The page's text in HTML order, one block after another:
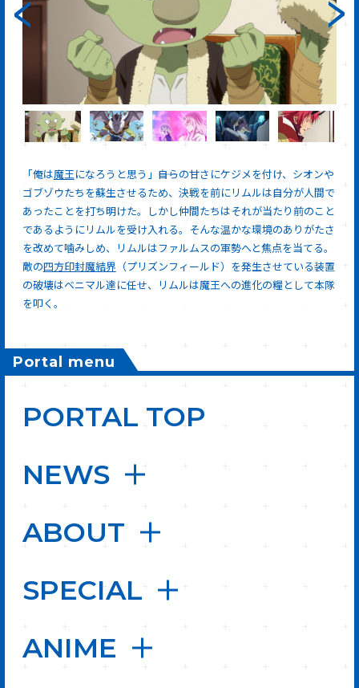
「俺は魔王になろうと思う」――自らの甘さにケジメを付け、シオンや
ゴブゾウたちを蘇生させるため、決戦を前にリムルは自分が人間で
あったことを打ち明けた。しかし仲間たちはそれが当たり前のこと
であるようにリムルを受け入れる。そんな温かな環境のありがたさ
を改めて噛みしめ、リムルはファルムスの軍勢へと焦点を当てる。
敵の四方印封魔結界 （プリズンフィールド）を発生させている装置
の破壊はベニマル達に任せ、リムルは魔王への進化の糧として本隊
を叩く。
Portal menu
PORTAL TOP
NEWS
ABOUT
SPECIAL
ANIME